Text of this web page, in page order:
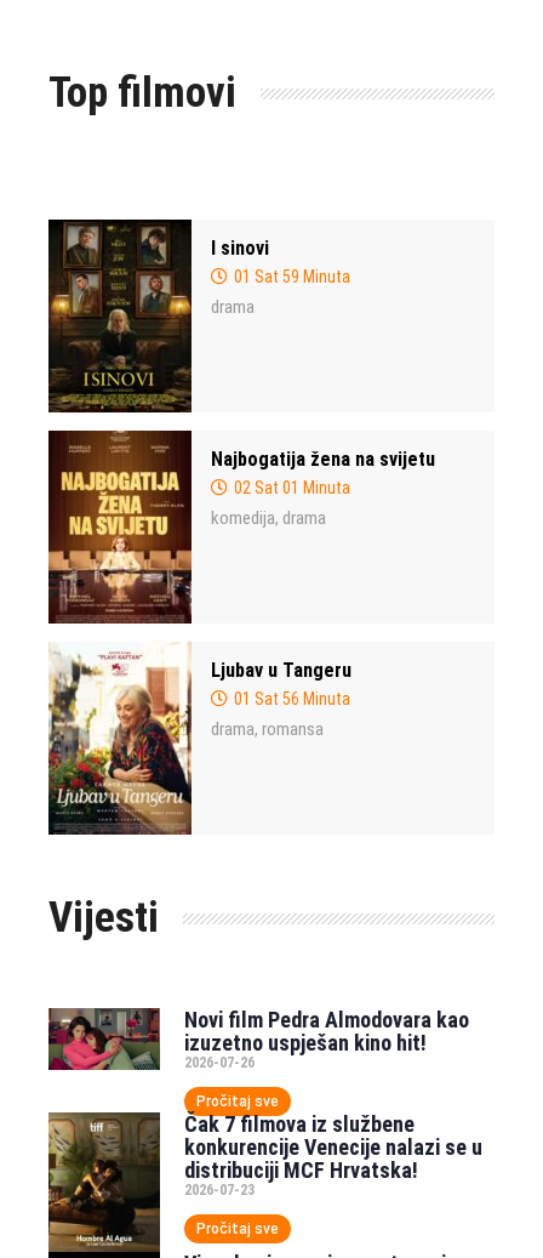
Top filmovi
I sinovi
01 Sat 59 Minuta
drama
Najbogatija žena na svijetu
02 Sat 01 Minuta
komedija, drama
Ljubav u Tangeru
01 Sat 56 Minuta
drama, romansa
Vijesti
Novi film Pedra Almodovara kao
izuzetno uspješan kino hit!
2026-07-26
Pročitaj sve
Čak 7 filmova iz službene
konkurencije Venecije nalazi se u
distribuciji MCF Hrvatska!
2026-07-23
Pročitaj sve